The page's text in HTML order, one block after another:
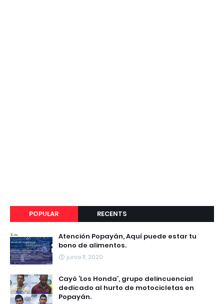
POPULAR RECENTS
Atención Popayán, Aquí puede estar tu
bono de alimentos.
junio 11, 2020
Cayó ‘Los Honda’, grupo delincuencial
dedicado al hurto de motocicletas en
Popayán.